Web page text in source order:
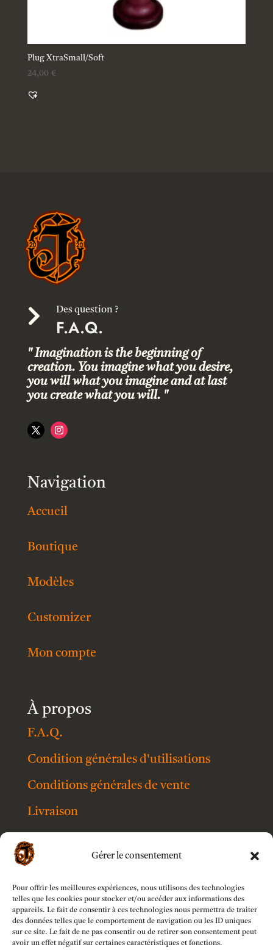
Gérer le consentement
Pour offrir les meilleures expériences, nous utilisons des technologies
telles que les cookies pour stocker et/ou accéder aux informations des
appareils. Le fait de consentir à ces technologies nous permettra de traiter
des données telles que le comportement de navigation ou les ID uniques
sur ce site. Le fait de ne pas consentir ou de retirer son consentement peut
avoir un effet négatif sur certaines caractéristiques et fonctions.
Plug XtraSmall/Soft
24,00 €
 Des question ?
F.A.Q.
" Imagination is the beginning of
creation. You imagine what you desire,
you will what you imagine and at last
you create what you will. "
Navigation
Accueil
Boutique
Modèles
Customizer
Mon compte
À propos
F.A.Q.
Condition générales d'utilisations
Conditions générales de vente
Livraison
Mention légales
Politique de confidentialité